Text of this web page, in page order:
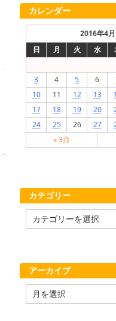
カレンダー
2016年4月
日
月 火 水
3
4 5 6
10
11 12 13
17
18 19 20
24
25 26 27
« 3月
カテゴリー
テ
ー
アーカイブ
ー